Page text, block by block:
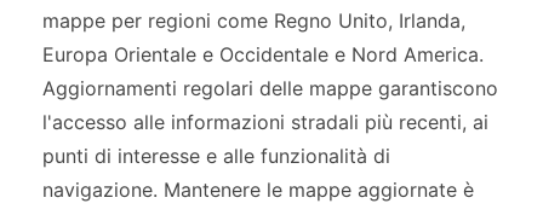
mappe per regioni come Regno Unito, Irlanda,
Europa Orientale e Occidentale e Nord America.
Aggiornamenti regolari delle mappe garantiscono
l'accesso alle informazioni stradali più recenti, ai
punti di interesse e alle funzionalità di
navigazione. Mantenere le mappe aggiornate è